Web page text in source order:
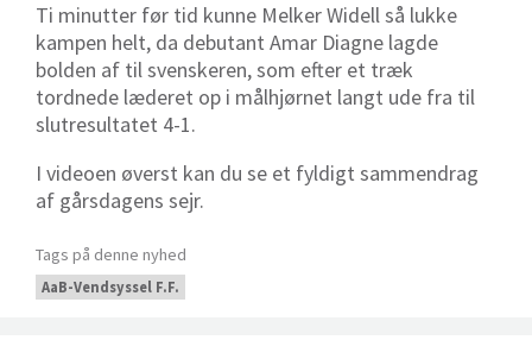
Ti minutter før tid kunne Melker Widell så lukke
kampen helt, da debutant Amar Diagne lagde
bolden af til svenskeren, som efter et træk
tordnede læderet op i målhjørnet langt ude fra til
slutresultatet 4-1.
I videoen øverst kan du se et fyldigt sammendrag
af gårsdagens sejr.
Tags på denne nyhed
AaB-Vendsyssel F.F.